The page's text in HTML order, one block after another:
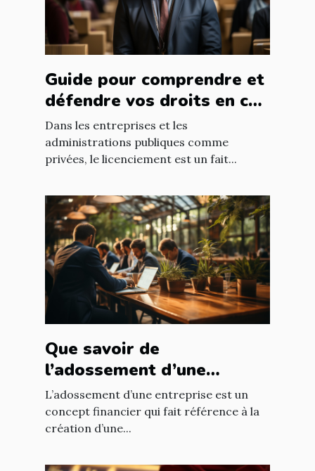
Guide pour comprendre et
défendre vos droits en cas
de licenciement abusif
Dans les entreprises et les
administrations publiques comme
privées, le licenciement est un fait...
Que savoir de
l’adossement d’une
entreprise ?
L’adossement d’une entreprise est un
concept financier qui fait référence à la
création d’une...